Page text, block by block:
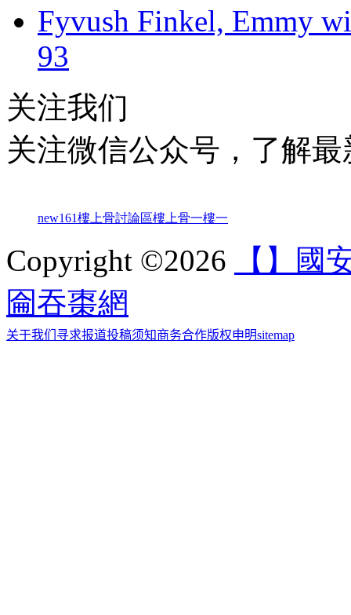
Fyvush Finkel, Emmy
93
关注我们
关注微信公众号，了解
new161樓上骨討論區樓上骨一樓一
Copyright ©2026
【】國
圇吞棗網
关于我们 寻求报道投稿须知商务合作版权申明sitemap